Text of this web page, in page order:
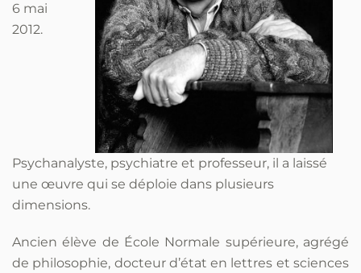
6 mai
2012.
Psychanalyste, psychiatre et professeur, il a laissé
une œuvre qui se déploie dans plusieurs
dimensions.
Ancien élève de École Normale supérieure, agrégé
de philosophie, docteur d’état en lettres et sciences